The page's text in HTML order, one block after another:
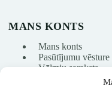
MANS KONTS
Mans konts
Pasūtījumu vēsture
Vēlmju saraksts